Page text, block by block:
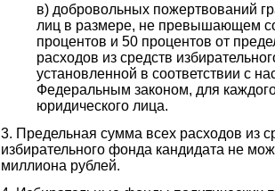
в) добровольных пожертвований
лиц в размере, не превышающем
процентов и 50 процентов от
расходов из средств
установленной в соответствии с
Федеральным законом, для
юридического лица.
3. Предельная сумма всех расходов из
избирательного фонда кандидата не
миллиона рублей.